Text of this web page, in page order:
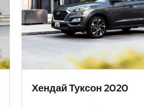
Хендай Туксон 2020